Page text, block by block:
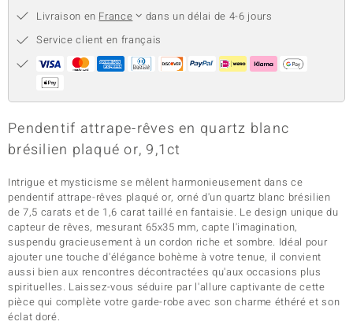
Livraison en France
dans un délai de 4-6 jours
Service client en français
Pendentif attrape-rêves en quartz blanc
brésilien plaqué or, 9,1ct
Intrigue et mysticisme se mêlent harmonieusement dans ce
pendentif attrape-rêves plaqué or, orné d'un quartz blanc brésilien
de 7,5 carats et de 1,6 carat taillé en fantaisie. Le design unique du
capteur de rêves, mesurant 65x35 mm, capte l'imagination,
suspendu gracieusement à un cordon riche et sombre. Idéal pour
ajouter une touche d'élégance bohème à votre tenue, il convient
aussi bien aux rencontres décontractées qu'aux occasions plus
spirituelles. Laissez-vous séduire par l'allure captivante de cette
pièce qui complète votre garde-robe avec son charme éthéré et son
éclat doré.